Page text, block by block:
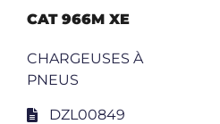
CAT 966M XE
CHARGEUSES À
PNEUS
DZL00849